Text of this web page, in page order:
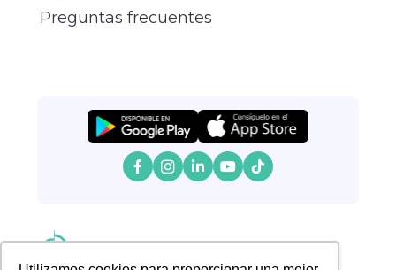
Preguntas frecuentes